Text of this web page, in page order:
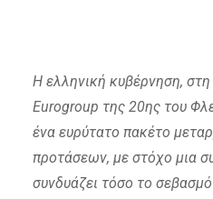
Η ελληνική κυβέρνηση,
Eurogroup της 20ης του
ένα ευρύτατο πακέτο
προτάσεων, με στόχο μια
συνδυάζει τόσο το